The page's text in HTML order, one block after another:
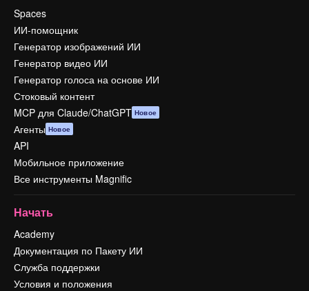
Spaces
ИИ-помощник
Генератор изображений ИИ
Генератор видео ИИ
Генератор голоса на основе ИИ
Стоковый контент
MCP для Claude/ChatGPT Новое
Агенты Новое
API
Мобильное приложение
Все инструменты Magnific
Начать
Academy
Документация по Пакету ИИ
Служба поддержки
Условия и положения